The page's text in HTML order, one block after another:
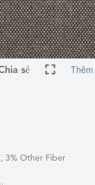
sẻ
3% Other Fiber